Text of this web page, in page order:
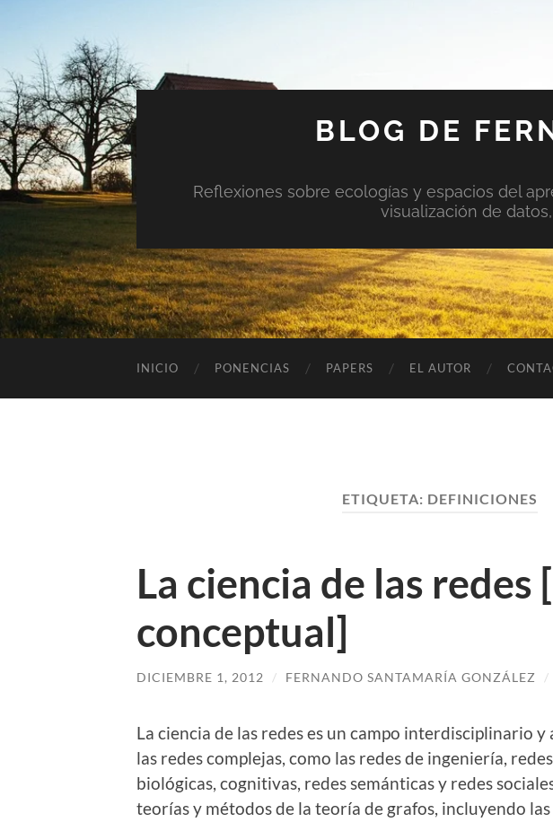
BLOG DE
Reflexiones sobre ecologías y espacios del
visualización de
INICIO PONENCIAS PAPERS EL AUTOR
ETIQUETA: DEFINICIONES
La ciencia de las redes
conceptual]
DICIEMBRE 1, 2012 / FERNANDO SANTAMARÍA GONZÁLEZ /
La ciencia de las redes es un campo interdisciplinario
las redes complejas, como las redes de ingeniería,
biológicas, cognitivas, redes semánticas y redes
teorías y métodos de la teoría de grafos, incluyendo